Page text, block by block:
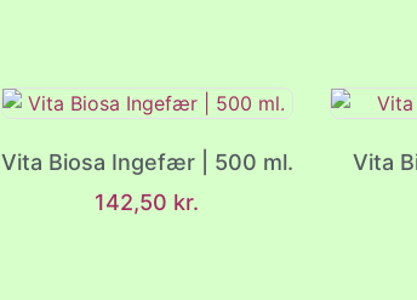
Vita Biosa Ingefær | 500 ml.
142,50 kr.
Vita